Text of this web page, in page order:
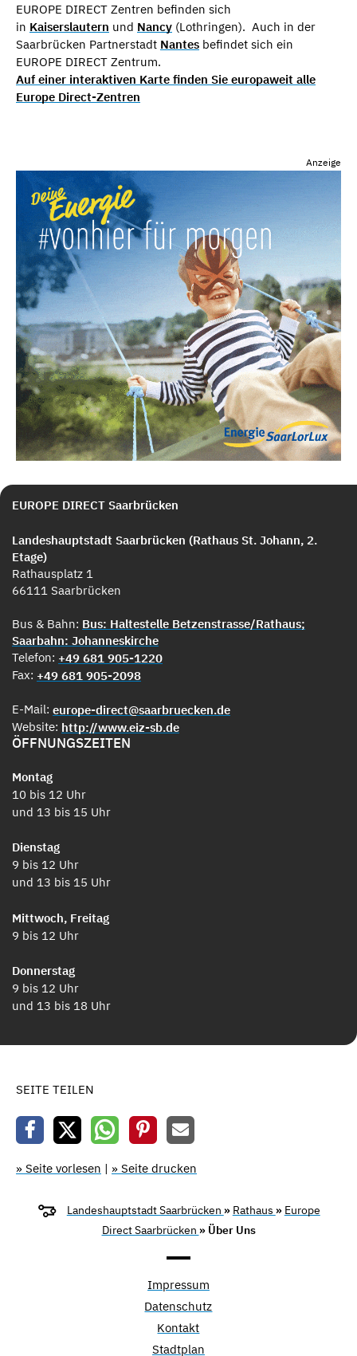
EUROPE DIRECT Zentren befinden sich
in Kaiserslautern und Nancy (Lothringen). Auch in der
Saarbrücken Partnerstadt Nantes befindet sich ein
EUROPE DIRECT Zentrum.
Auf einer interaktiven Karte finden Sie europaweit alle
Europe Direct-Zentren
Anzeige
EUROPE DIRECT Saarbrücken
Landeshauptstadt Saarbrücken (Rathaus St. Johann, 2.
Etage)
Rathausplatz 1
66111 Saarbrücken
Bus & Bahn: Bus: Haltestelle Betzenstrasse/Rathaus;
Saarbahn: Johanneskirche
Telefon: +49 681 905-1220
Fax: +49 681 905-2098
E-Mail: europe-direct@saarbruecken.de
Website: http://www.eiz-sb.de
ÖFFNUNGSZEITEN
Montag
10 bis 12 Uhr
und 13 bis 15 Uhr
Dienstag
9 bis 12 Uhr
und 13 bis 15 Uhr
Mittwoch, Freitag
9 bis 12 Uhr
Donnerstag
9 bis 12 Uhr
und 13 bis 18 Uhr
SEITE TEILEN
» Seite vorlesen | » Seite drucken
Landeshauptstadt Saarbrücken » Rathaus » Europe
Direct Saarbrücken » Über Uns
Impressum
Datenschutz
Kontakt
Stadtplan